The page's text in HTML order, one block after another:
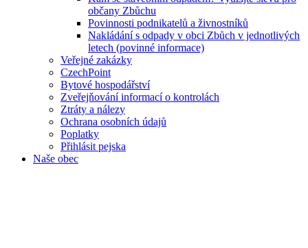
občany Zbůchu
Povinnosti podnikatelů a živnostníků
Nakládání s odpady v obci Zbůch v jednotlivých
letech (povinné informace)
Veřejné zakázky
CzechPoint
Bytové hospodářství
Zveřejňování informací o kontrolách
Ztráty a nálezy
Ochrana osobních údajů
Poplatky
Přihlásit pejska
Naše obec